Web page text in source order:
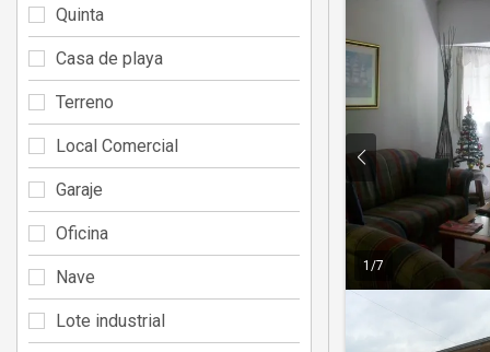
1 /7
Quinta
Casa de playa
Terreno
Local Comercial
Garaje
Oficina
Nave
Lote industrial